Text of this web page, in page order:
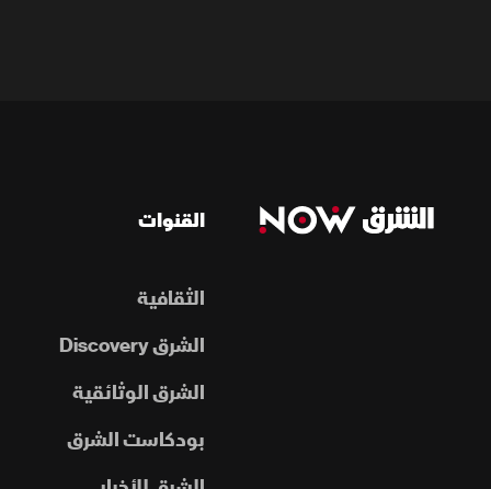
القنوات
الثقافية
الشرق Discovery
الشرق الوثائقية
بودكاست الشرق